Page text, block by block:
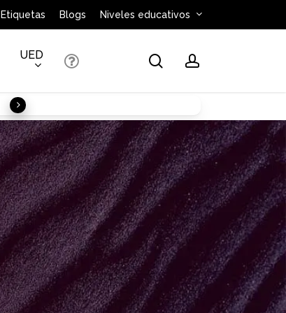
Etiquetas Blogs Niveles educativos
UED searchaccount